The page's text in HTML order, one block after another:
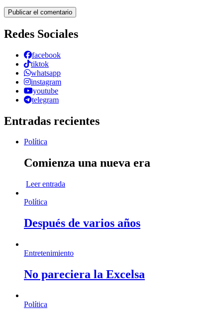
Redes Sociales
facebook
tiktok
whatsapp
instagram
youtube
telegram
Entradas recientes
Política
Comienza una nueva era
Leer entrada
Política
Después de varios años
Entretenimiento
No pareciera la Excelsa
Política